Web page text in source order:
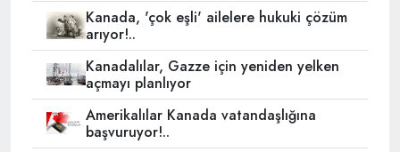
Kanada, 'çok eşli' ailelere hukuki çözüm
arıyor!..
Kanadalılar, Gazze için yeniden yelken
açmayı planlıyor
Amerikalılar Kanada vatandaşlığına
başvuruyor!..